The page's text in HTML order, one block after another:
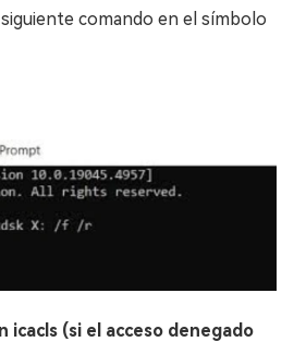
comando en el símbolo
icacls (si el acceso denegado